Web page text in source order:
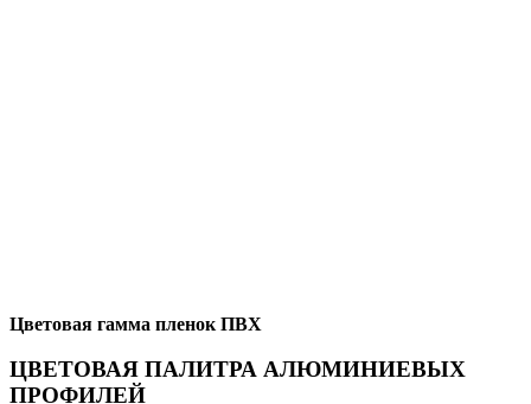
Цветовая гамма пленок ПВХ
ЦВЕТОВАЯ ПАЛИТРА АЛЮМИНИЕВЫХ
ПРОФИЛЕЙ